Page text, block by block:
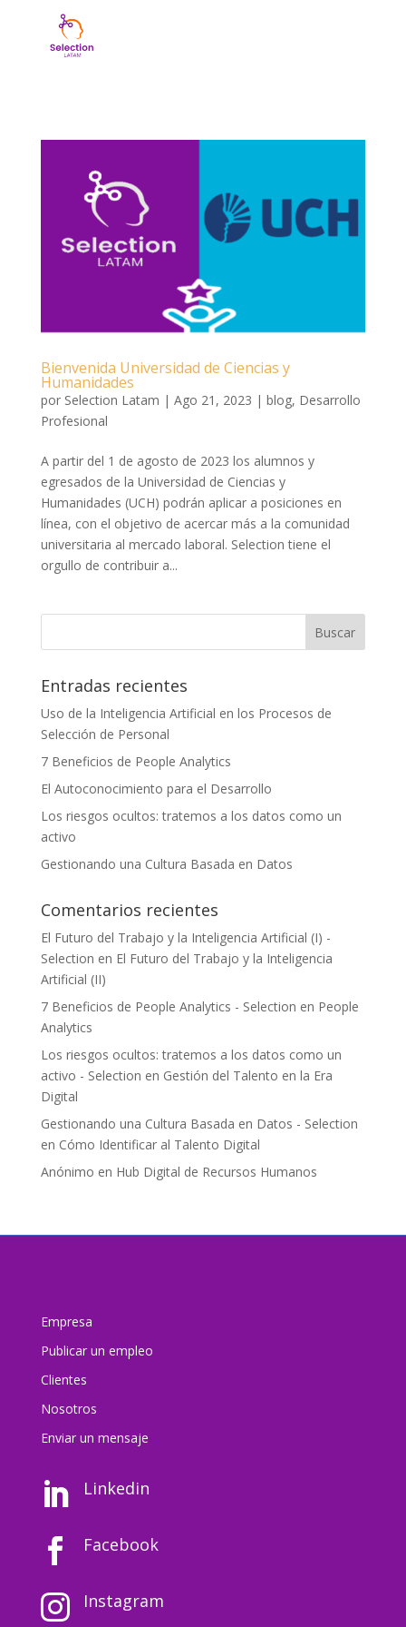
Bienvenida Universidad de Ciencias y
Humanidades
por Selection Latam | Ago 21, 2023 | blog, Desarrollo
Profesional
A partir del 1 de agosto de 2023 los alumnos y
egresados de la Universidad de Ciencias y
Humanidades (UCH) podrán aplicar a posiciones en
línea, con el objetivo de acercar más a la comunidad
universitaria al mercado laboral. Selection tiene el
orgullo de contribuir a...
Entradas recientes
Uso de la Inteligencia Artificial en los Procesos de
Selección de Personal
7 Beneficios de People Analytics
El Autoconocimiento para el Desarrollo
Los riesgos ocultos: tratemos a los datos como un
activo
Gestionando una Cultura Basada en Datos
Comentarios recientes
El Futuro del Trabajo y la Inteligencia Artificial (I) -
Selection en El Futuro del Trabajo y la Inteligencia
Artificial (II)
7 Beneficios de People Analytics - Selection en People
Analytics
Los riesgos ocultos: tratemos a los datos como un
activo - Selection en Gestión del Talento en la Era
Digital
Gestionando una Cultura Basada en Datos - Selection
en Cómo Identificar al Talento Digital
Anónimo en Hub Digital de Recursos Humanos
Empresa
Publicar un empleo
Clientes
Nosotros
Enviar un mensaje
 Linkedin
 Facebook
 Instagram